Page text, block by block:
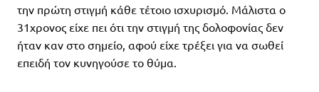
την πρώτη στιγμή κάθε τέτοιο ισχυρισμό. Μάλιστα ο
31χρονος είχε πει ότι την στιγμή της δολοφονίας δεν
ήταν καν στο σημείο, αφού είχε τρέξει για να σωθεί
επειδή τον κυνηγούσε το θύμα.